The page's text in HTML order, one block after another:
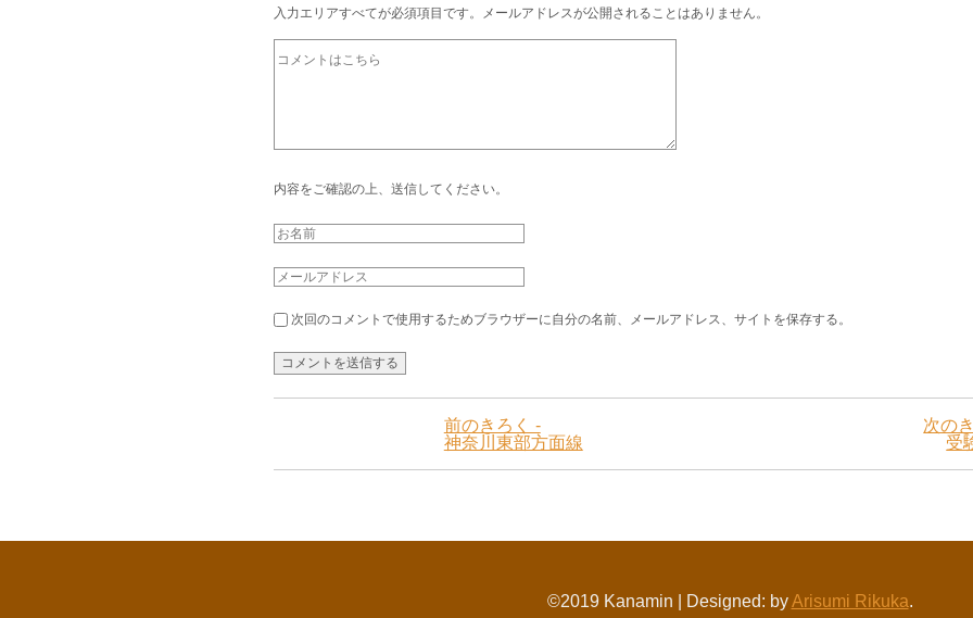
入力エリアすべてが必須項目です。メールアドレスが公開されることはありません。
内容をご確認の上、送信してください。
次回のコメントで使用するためブラウザーに自分の名前、メールアドレス、サイトを保存する。
前のきろく -
神奈川東部方面線
次の
受
©2019 Kanamin Designed: byArisumi Rikuka.